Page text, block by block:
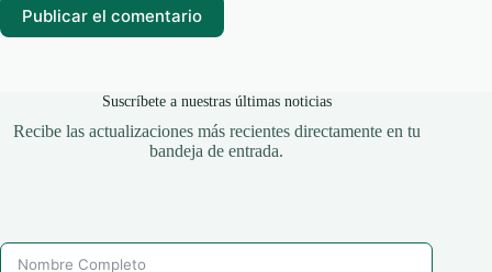
Publicar el comentario
Suscríbete a nuestras últimas noticias
Recibe las actualizaciones más recientes directamente en tu
bandeja de entrada.